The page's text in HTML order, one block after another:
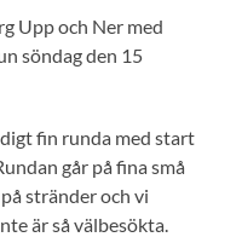
Upp och Ner med
söndag den 15
fin runda med start
går på fina små
stränder och vi
är så välbesökta.